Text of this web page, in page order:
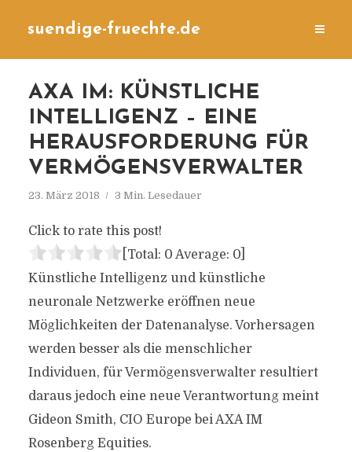
suendige-fruechte.de
AXA IM: KÜNSTLICHE
INTELLIGENZ – EINE
HERAUSFORDERUNG FÜR
VERMÖGENSVERWALTER
23. März 2018 3 Min. Lesedauer
Click to rate this post!
[Total: 0 Average: 0]
Künstliche Intelligenz und künstliche
neuronale Netzwerke eröffnen neue
Möglichkeiten der Datenanalyse. Vorhersagen
werden besser als die menschlicher
Individuen, für Vermögensverwalter resultiert
daraus jedoch eine neue Verantwortung meint
Gideon Smith, CIO Europe bei AXA IM
Rosenberg Equities.